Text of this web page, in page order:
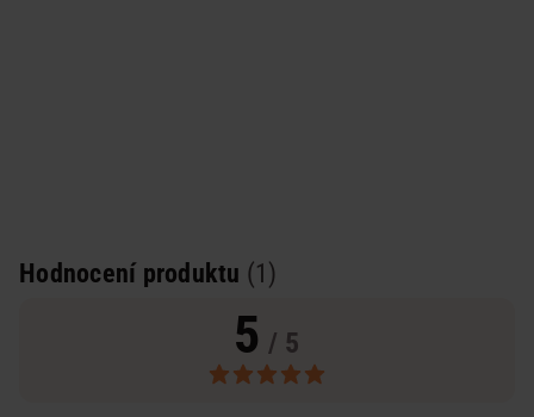
Hodnocení produktu (1)
5 / 5